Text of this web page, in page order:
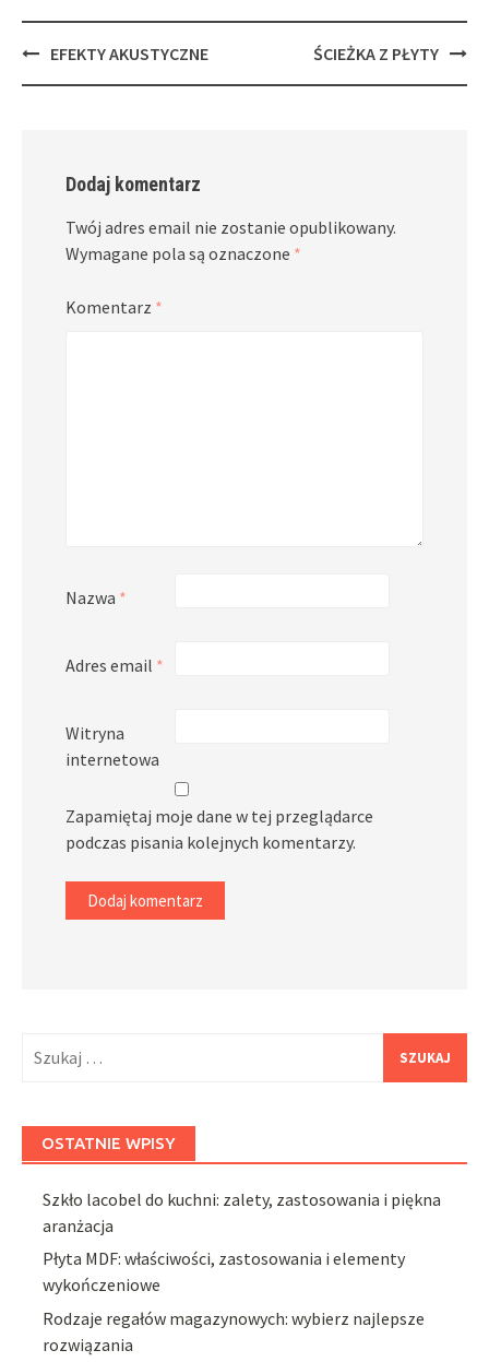
PostEFEKTY AKUSTYCZNE ŚCIEŻKA Z PŁYTY
Dodaj komentarz
Twój adres email nie zostanie opublikowany.
Wymagane pola są oznaczone *
Komentarz *
Nazwa *
Adres email *
Witryna
internetowa
Zapamiętaj moje dane w tej przeglądarce
podczas pisania kolejnych komentarzy.
OSTATNIE WPISY
Szkło lacobel do kuchni: zalety, zastosowania i piękna
aranżacja
Płyta MDF: właściwości, zastosowania i elementy
wykończeniowe
Rodzaje regałów magazynowych: wybierz najlepsze
rozwiązania